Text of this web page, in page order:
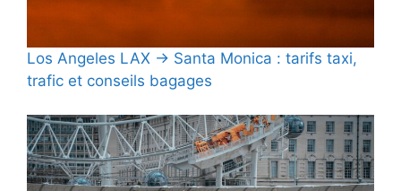
Los Angeles LAX → Santa Monica : tarifs taxi,
trafic et conseils bagages